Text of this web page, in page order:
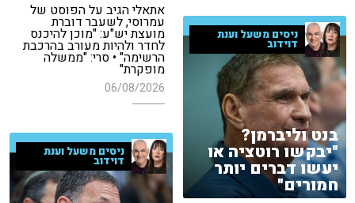
אתאלי הגיב על הפוסט של
עמרוסי, לשעבר דוברת
מועצת יש"ע: "מוכן להיכנס
לחדר ולהיות מעורב בהרכבת
הרשימה" • סרי: "ממשלה
מופקרת"
06/08/2026
ניסים משעל וענת
דוידוב
בנט וליברמן?
"יבקשו רוטציה או
יעשו דברים יותר
חמורים"
ניסים משעל וענת
דוידוב